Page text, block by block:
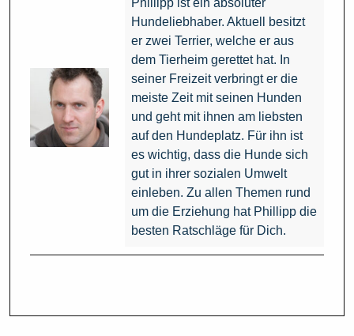
Phillipp ist ein absoluter
Hundeliebhaber. Aktuell besitzt
er zwei Terrier, welche er aus
dem Tierheim gerettet hat. In
seiner Freizeit verbringt er die
meiste Zeit mit seinen Hunden
und geht mit ihnen am liebsten
auf den Hundeplatz. Für ihn ist
es wichtig, dass die Hunde sich
gut in ihrer sozialen Umwelt
einleben. Zu allen Themen rund
um die Erziehung hat Phillipp die
besten Ratschläge für Dich.